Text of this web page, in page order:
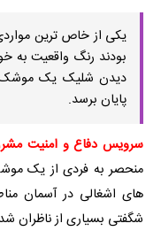
یکی از خاص ترین
بودند رنگ واقعیت به
دیدن شلیک یک موشک
پایان برسد.
سرویس دفاع و امنیت
منحصر به فردی از یک
های اشغالی در آسمان
شگفتی بسیاری از ناظران